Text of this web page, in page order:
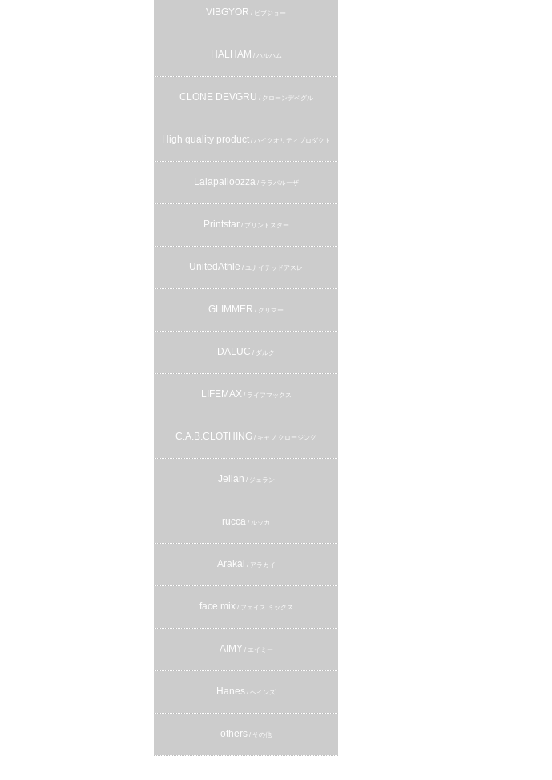
VIBGYOR / ビブジョー
HALHAM / ハルハム
CLONE DEVGRU / クローンデベグル
High quality product/ ハイクオリティプロダクト
Lalapalloozza/ ララパルーザ
Printstar / プリントスター
UnitedAthle / ユナイテッドアスレ
GLIMMER / グリマー
DALUC / ダルク
LIFEMAX / ライフマックス
C.A.B.CLOTHING / キャブ クロージング
Jellan / ジェラン
rucca / ルッカ
Arakai / アラカイ
face mix/ フェイス ミックス
AIMY / エイミー
Hanes / ヘインズ
others / その他